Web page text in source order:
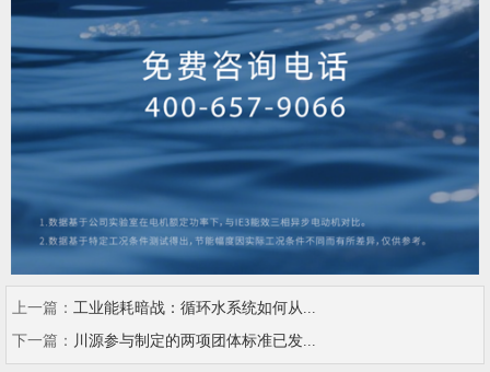
上一篇： 工业能耗暗战：循环水系统如何从...
下一篇： 川源参与制定的两项团体标准已发...